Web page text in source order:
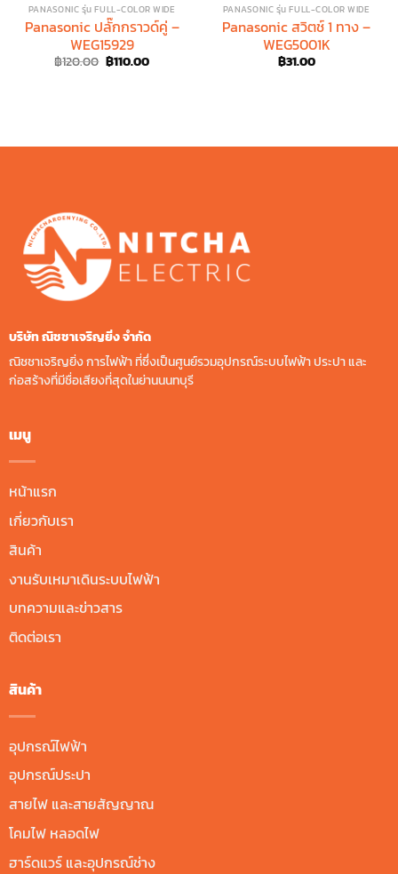
PANASONIC รุ่น FULL-COLOR WIDE
Panasonic ปลั๊กกราวด์คู่ –
WEG15929
฿120.00 Original
price
฿110.00Current
PANASONIC รุ่น FULL-COLOR WIDE
Panasonic สวิตช์ 1 ทาง –
WEG5001K
฿31.00
บริษัท ณิชชาเจริญยิ่ง จํากัด
ณิชชาเจริญยิ่ง การไฟฟ้า ที่ซึ่งเป็นศูนย์รวมอุปกรณ์ระบบไฟฟ้า ประปา และ
ก่อสร้างที่มีชื่อเสียงที่สุดในย่านนนทบุรี
เมนู
หน้าแรก
เกี่ยวกับเรา
สินค้า
งานรับเหมาเดินระบบไฟฟ้า
บทความและข่าวสาร
ติดต่อเรา
สินค้า
อุปกรณ์ไฟฟ้า
อุปกรณ์ประปา
สายไฟ และสายสัญญาณ
โคมไฟ หลอดไฟ
ฮาร์ดแวร์ และอุปกรณ์ช่าง